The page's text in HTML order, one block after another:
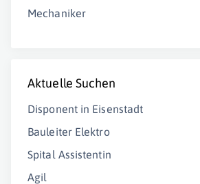
Mechaniker
Aktuelle Suchen
Disponent in Eisenstadt
Bauleiter Elektro
Spital Assistentin
Agil